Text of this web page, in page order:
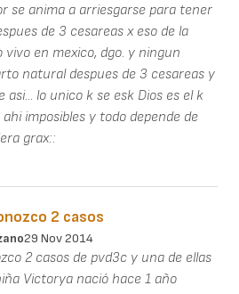
se anima a arriesgarse para tener
de 3 cesareas x eso de la
en mexico, dgo. y ningun
natural despues de 3 cesareas y
lo unico k se esk Dios es el k
imposibles y todo depende de
grax::
2 casos
29 Nov 2014
2 casos de pvd3c y una de ellas
Victorya nació hace 1 año